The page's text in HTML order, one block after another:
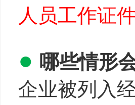
人员工作证
● 哪些情形
企业被列入